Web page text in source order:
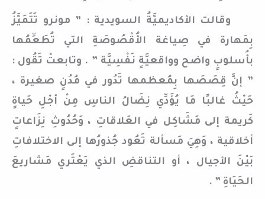
وقالت الأكاديميَّةُ السويدية : ” مونرو تَتَمَيَّزُ
بِمَهارة في صِياغة الأُقْصُوصَةِ التي تُطَعِّمُها
بأُسلوبٍ واضح وواقعيَّةٍ نَفْسِيَّة ” . وتابعتْ تَقُول :
” إنَّ قِصَصَها بِمُعظمها تَدُور في مُدُنٍ صغيرة ،
حَيْثُ غالبًا مَا يُؤَدِّي نِضَالُ الناسِ مِنْ أجْلِ حَياةٍ
كَريمة إلى مَشَاكِل في العَلاقاتِ ، وَحُدُوثِ نِزَاعاتٍ
أخلاقية ، وَهِيَ مَسألة تَعُود جُذورُها إلى الاختلافاتِ
بَيْنَ الأجيال ، أو التناقضِ الذي يَعْتَري مَشاريعَ
الحَيَاةِ ” .